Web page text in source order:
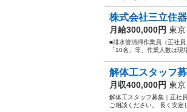
株式会社三立住
月給300,000円 東京
■排水管清掃作業員（正社
「10名」等、作業人数は
解体工スタッフ
月収400,000円 東京
解体工スタッフ募集｜正社
ご相談ください。 長く安定